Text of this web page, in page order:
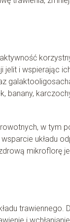
i wspierając
banany,
w tym
układu
mikroflorę
trawiennego.
i